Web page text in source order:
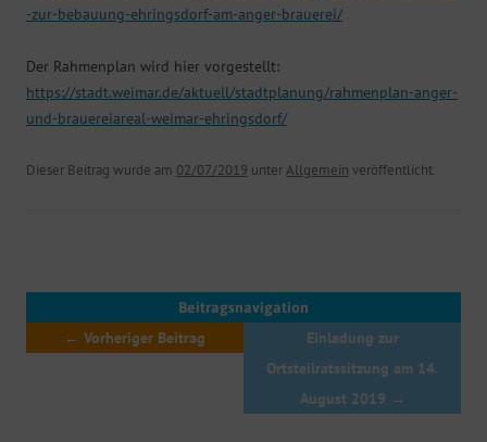
-zur-bebauung-ehringsdorf-am-anger-brauerei/
Der Rahmenplan wird hier vorgestellt:
https://stadt.weimar.de/aktuell/stadtplanung/rahmenplan-anger-
und-brauereiareal-weimar-ehringsdorf/
Dieser Beitrag wurde am 02/07/2019 unterAllgemein veröffentlicht.
Beitragsnavigation
← Vorheriger Beitrag
Einladung zur
Ortsteilratssitzung am 14.
August 2019 →